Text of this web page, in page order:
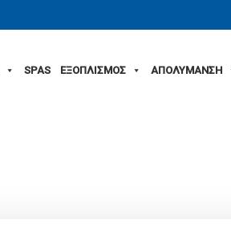
SPAS ΕΞΟΠΛΙΣΜΟΣ ΑΠΟΛΥΜΑΝΣΗ